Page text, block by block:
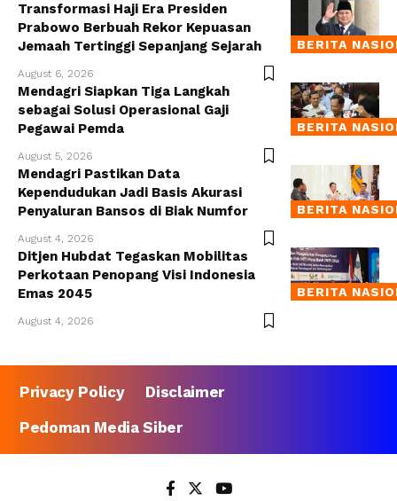
BERITA
Transformasi Haji Era Presiden
Prabowo Berbuah Rekor Kepuasan
Jemaah Tertinggi Sepanjang Sejarah
August 6, 2026
BERITA
Mendagri Siapkan Tiga Langkah
sebagai Solusi Operasional Gaji
Pegawai Pemda
August 5, 2026
BERITA
Mendagri Pastikan Data
Kependudukan Jadi Basis Akurasi
Penyaluran Bansos di Biak Numfor
August 4, 2026
BERITA
Ditjen Hubdat Tegaskan Mobilitas
Perkotaan Penopang Visi Indonesia
Emas 2045
August 4, 2026
Privacy Policy
Disclaimer
Pedoman Media Siber